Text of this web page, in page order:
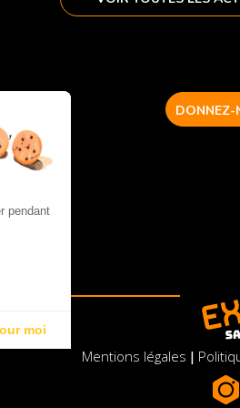
DONNEZ-
Mentions légales |
pendant
moi
vos Options
paramètres de confidentialité, en